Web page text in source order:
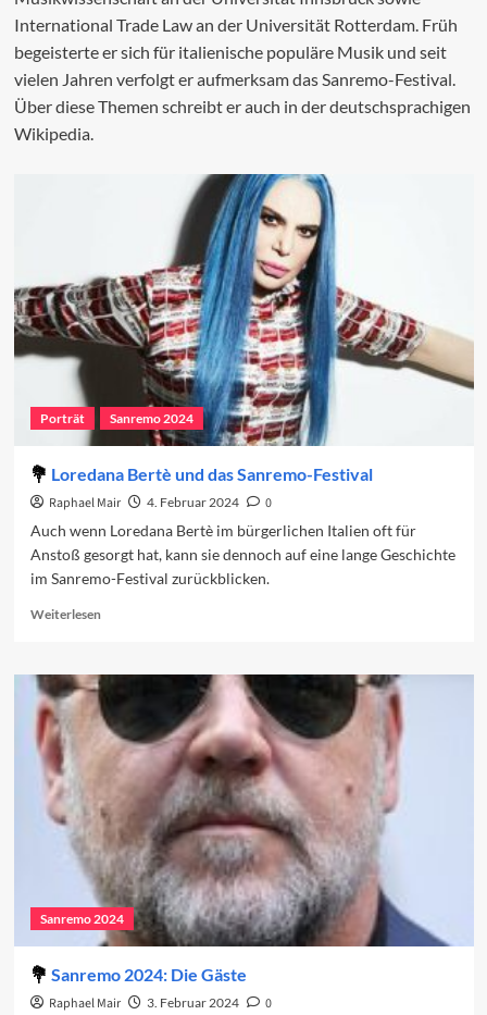
International Trade Law an der Universität Rotterdam. Früh
begeisterte er sich für italienische populäre Musik und seit
vielen Jahren verfolgt er aufmerksam das Sanremo-Festival.
Über diese Themen schreibt er auch in der deutschsprachigen
Wikipedia.
Porträt Sanremo 2024
Loredana Bertè und das Sanremo-Festival
Raphael Mair 4. Februar 2024
0
Auch wenn Loredana Bertè im bürgerlichen Italien oft für
Anstoß gesorgt hat, kann sie dennoch auf eine lange Geschichte
im Sanremo-Festival zurückblicken.
WeiterlesenRead
Loredana
Bertè
und
das
Sanremo-
Sanremo 2024
Sanremo 2024: Die Gäste
Raphael Mair 3. Februar 2024
0